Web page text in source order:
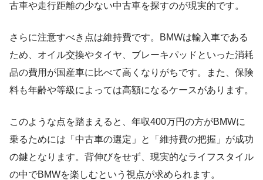
古車や走行距離の少ない中古車を探すのが現実的です。
さらに注意すべき点は維持費です。BMWは輸入車である
ため、オイル交換やタイヤ、ブレーキパッドといった消耗
品の費用が国産車に比べて高くなりがちです。また、保険
料も年齢や等級によっては高額になるケースがあります。
このような点を踏まえると、年収400万円の方がBMWに
乗るためには「中古車の選定」と「維持費の把握」が成功
の鍵となります。背伸びをせず、現実的なライフスタイル
の中でBMWを楽しむという視点が求められます。